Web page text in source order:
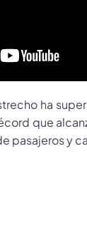
ha
que
pasajeros y